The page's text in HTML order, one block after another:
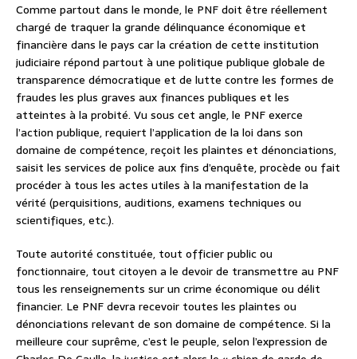
Comme partout dans le monde, le PNF doit être réellement
chargé de traquer la grande délinquance économique et
financière dans le pays car la création de cette institution
judiciaire répond partout à une politique publique globale de
transparence démocratique et de lutte contre les formes de
fraudes les plus graves aux finances publiques et les
atteintes à la probité. Vu sous cet angle, le PNF exerce
l’action publique, requiert l’application de la loi dans son
domaine de compétence, reçoit les plaintes et dénonciations,
saisit les services de police aux fins d’enquête, procède ou fait
procéder à tous les actes utiles à la manifestation de la
vérité (perquisitions, auditions, examens techniques ou
scientifiques, etc.).
Toute autorité constituée, tout officier public ou
fonctionnaire, tout citoyen a le devoir de transmettre au PNF
tous les renseignements sur un crime économique ou délit
financier. Le PNF devra recevoir toutes les plaintes ou
dénonciations relevant de son domaine de compétence. Si la
meilleure cour suprême, c’est le peuple, selon l’expression de